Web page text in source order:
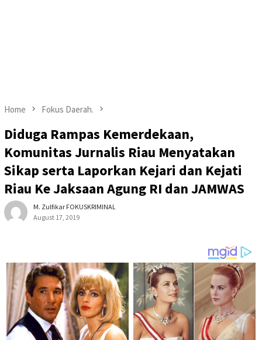
Home Fokus Daerah.
Diduga Rampas Kemerdekaan,
Komunitas Jurnalis Riau Menyatakan
Sikap serta Laporkan Kejari dan Kejati
Riau Ke Jaksaan Agung RI dan JAMWAS
M. Zulfikar FOKUSKRIMINAL
August 17, 2019